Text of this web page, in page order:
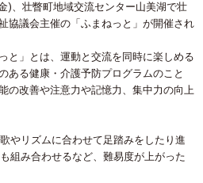
)、壮瞥町地域交流センター山美湖で壮
協議会主催の「ふまねっと」が開催され
と」とは、運動と交流を同時に楽しめる
ある健康・介護予防プログラムのこと
の改善や注意力や記憶力、集中力の向上
やリズムに合わせて足踏みをしたり進
組み合わせるなど、難易度が上がった